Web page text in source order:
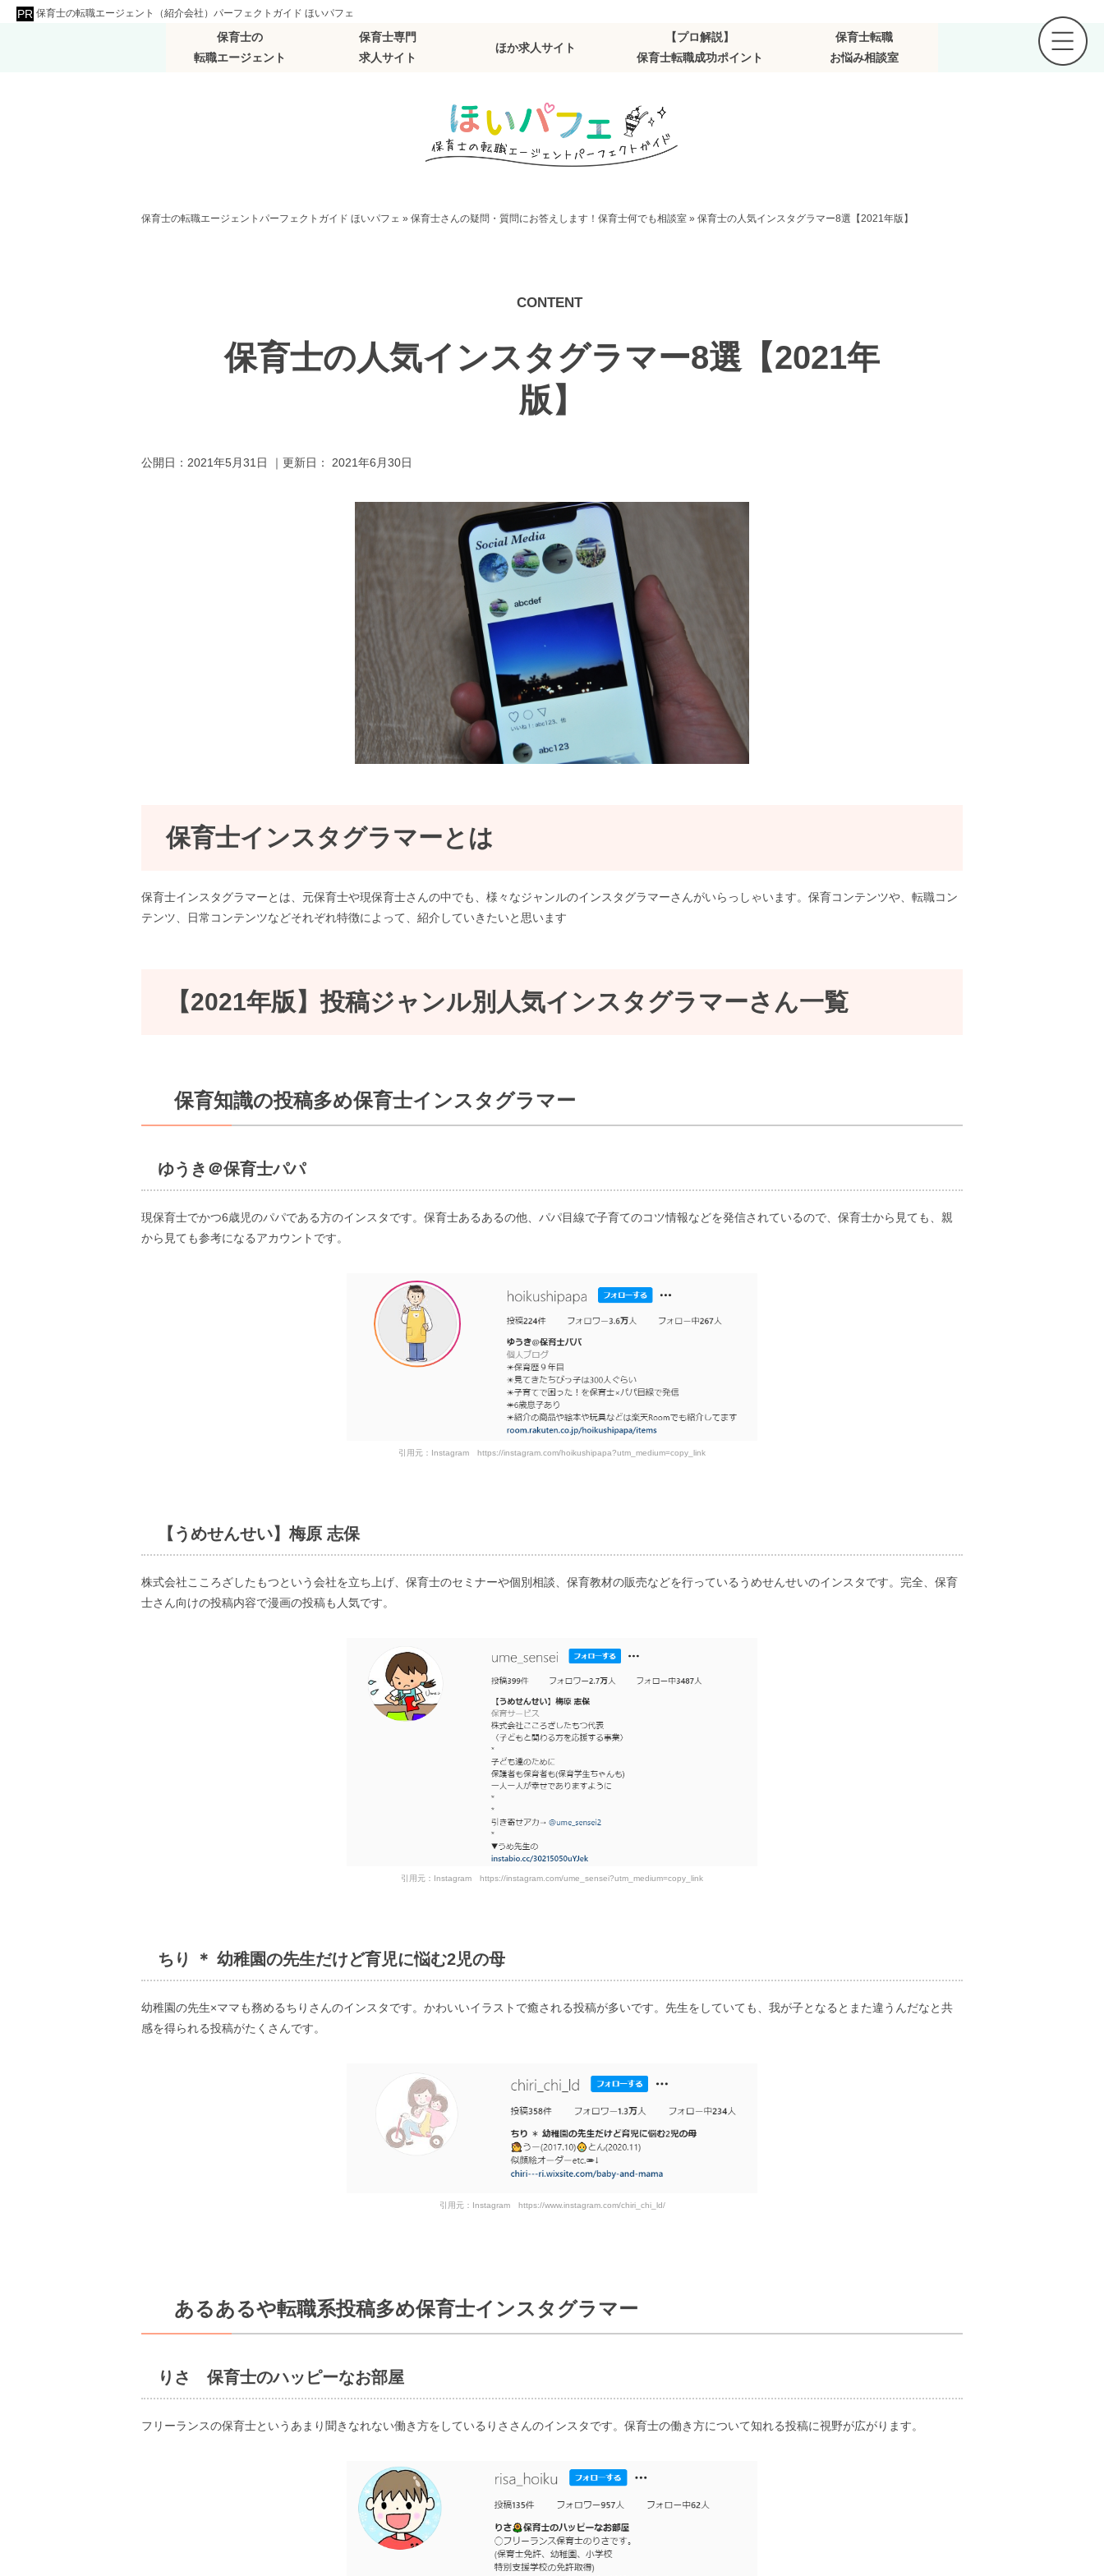
保育士の転職エージェント（紹介会社）パーフェクトガイド ほいパフェ
保育士の
転職エージェント
保育士専門
求人サイト
ほか求人サイト
【プロ解説】
保育士転職成功ポイント
保育士転職
お悩み相談室
保育士の転職エージェントパーフェクトガイド ほいパフェ » 保育士さんの疑問・質問にお答えします！保育士何でも相談室 » 保育士の人気インスタグラマー8選【2021年版】
保育士の人気インスタグラマー8選【2021年
版】
公開日： 2021年5月31日 ｜更新日： 2021年6月30日
保育士インスタグラマーとは
保育士インスタグラマーとは、元保育士や現保育士さんの中でも、様々なジャンルのインスタグラマーさんがいらっしゃいます。保育コンテンツや、転職コン
テンツ、日常コンテンツなどそれぞれ特徴によって、紹介していきたいと思います
【2021年版】投稿ジャンル別人気インスタグラマーさん一覧
保育知識の投稿多め保育士インスタグラマー
ゆうき＠保育士パパ
現保育士でかつ6歳児のパパである方のインスタです。保育士あるあるの他、パパ目線で子育てのコツ情報などを発信されているので、保育士から見ても、親
から見ても参考になるアカウントです。
引用元：Instagram https://instagram.com/hoikushipapa?utm_medium=copy_link
【うめせんせい】梅原 志保
株式会社こころざしたもつという会社を立ち上げ、保育士のセミナーや個別相談、保育教材の販売などを行っているうめせんせいのインスタです。完全、保育
士さん向けの投稿内容で漫画の投稿も人気です。
引用元：Instagram https://instagram.com/ume_sensei?utm_medium=copy_link
ちり ＊ 幼稚園の先生だけど育児に悩む2児の母
幼稚園の先生×ママも務めるちりさんのインスタです。かわいいイラストで癒される投稿が多いです。先生をしていても、我が子となるとまた違うんだなと共
感を得られる投稿がたくさんです。
引用元：Instagram https://www.instagram.com/chiri_chi_ld/
あるあるや転職系投稿多め保育士インスタグラマー
りさ 保育士のハッピーなお部屋
フリーランスの保育士というあまり聞きなれない働き方をしているりささんのインスタです。保育士の働き方について知れる投稿に視野が広がります。